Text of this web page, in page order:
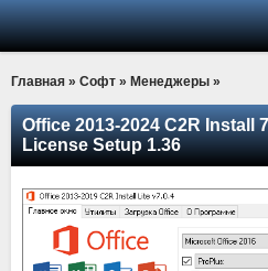
Главная » Софт » Менеджеры »
Office 2013-2024 C2R Install
License Setup 1.36